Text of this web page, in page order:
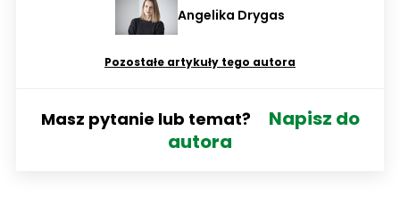
Angelika Drygas
Pozostałe artykuły tego autora
Masz pytanie lub temat?
Napisz do
autora